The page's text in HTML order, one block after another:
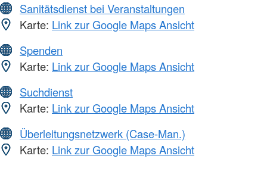
Sanitätsdienst bei Veranstaltungen
Karte: Link zur Google Maps Ansicht
Spenden
Karte: Link zur Google Maps Ansicht
Suchdienst
Karte: Link zur Google Maps Ansicht
Überleitungsnetzwerk (Case-Man.)
Karte: Link zur Google Maps Ansicht